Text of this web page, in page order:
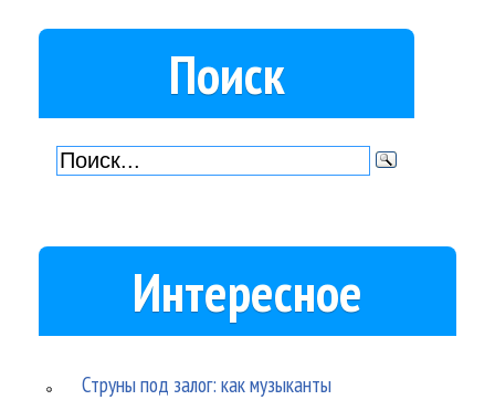
Поиск
Интересное
Струны под залог: как музыканты